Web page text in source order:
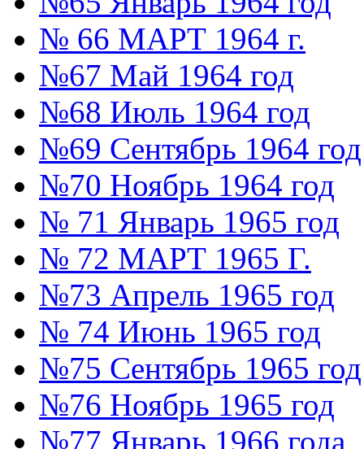
№ 66 МАРТ 1964 г.
№67 Май 1964 год
№68 Июль 1964 год
№69 Сентябрь 1964 год
№70 Ноябрь 1964 год
№ 71 Январь 1965 год
№ 72 МАРТ 1965 Г.
№73 Апрель 1965 год
№ 74 Июнь 1965 год
№75 Сентябрь 1965 год
№76 Ноябрь 1965 год
№77 Январь 1966 года